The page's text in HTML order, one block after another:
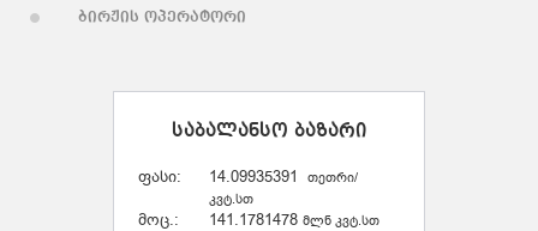
ბირჟის ოპერატორი
საბალანსო ბაზარი
ფასი: 14.09935391
თეთრი/
კვტ.სთ
მოც.: 141.1781478 მლნ კვტ.სთ